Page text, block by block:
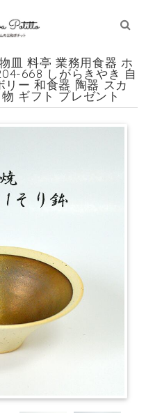
皿 料亭 業務用食器 ホ
668 しがらきやき 自
ー 和食器 陶器 スカ
ギフト プレゼント